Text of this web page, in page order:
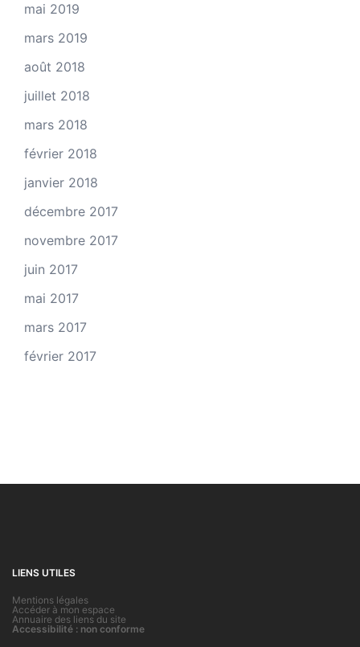
mai 2019
mars 2019
août 2018
juillet 2018
mars 2018
février 2018
janvier 2018
décembre 2017
novembre 2017
juin 2017
mai 2017
mars 2017
février 2017
LIENS UTILES
Mentions légales
Accéder à mon espace
Annuaire des liens du site
Accessibilité : non conforme